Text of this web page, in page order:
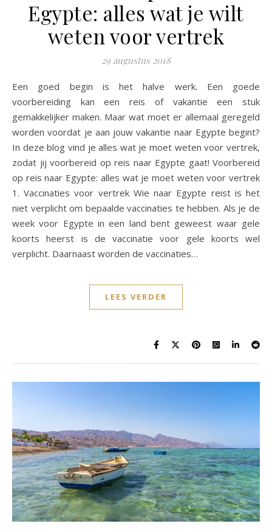
Egypte: alles wat je wilt
weten voor vertrek
29 augustus 2018
Een goed begin is het halve werk. Een goede
voorbereiding kan een reis of vakantie een stuk
gemakkelijker maken. Maar wat moet er allemaal geregeld
worden voordat je aan jouw vakantie naar Egypte begint?
In deze blog vind je alles wat je moet weten voor vertrek,
zodat jij voorbereid op reis naar Egypte gaat! Voorbereid
op reis naar Egypte: alles wat je moet weten voor vertrek
1. Vaccinaties voor vertrek Wie naar Egypte reist is het
niet verplicht om bepaalde vaccinaties te hebben. Als je de
week voor Egypte in een land bent geweest waar gele
koorts heerst is de vaccinatie voor gele koorts wel
verplicht. Daarnaast worden de vaccinaties…
LEES VERDER